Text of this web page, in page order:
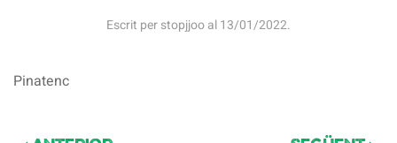
Escrit perstopjjooal13/01/2022.
Pinatenc